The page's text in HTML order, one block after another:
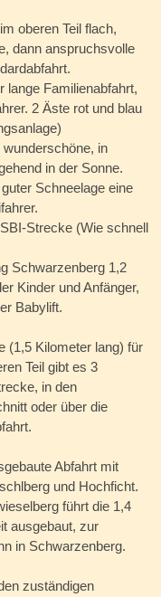
oberen Teil flach,
dann anspruchsvolle
lange Familienabfahrt,
2 Äste rot und blau
in
in der Sonne.
Schneelage eine
Strecke (Wie schnell
Schwarzenberg 1,2
Kinder und Anfänger,
Babylift.
(1,5 Kilometer lang) für
Teil gibt es 3
in den
oder über die
Abfahrt mit
und Hochficht.
führt die 1,4
ausgebaut, zur
in Schwarzenberg.
zuständigen